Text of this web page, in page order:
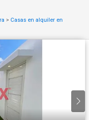
> Casas en alquiler en